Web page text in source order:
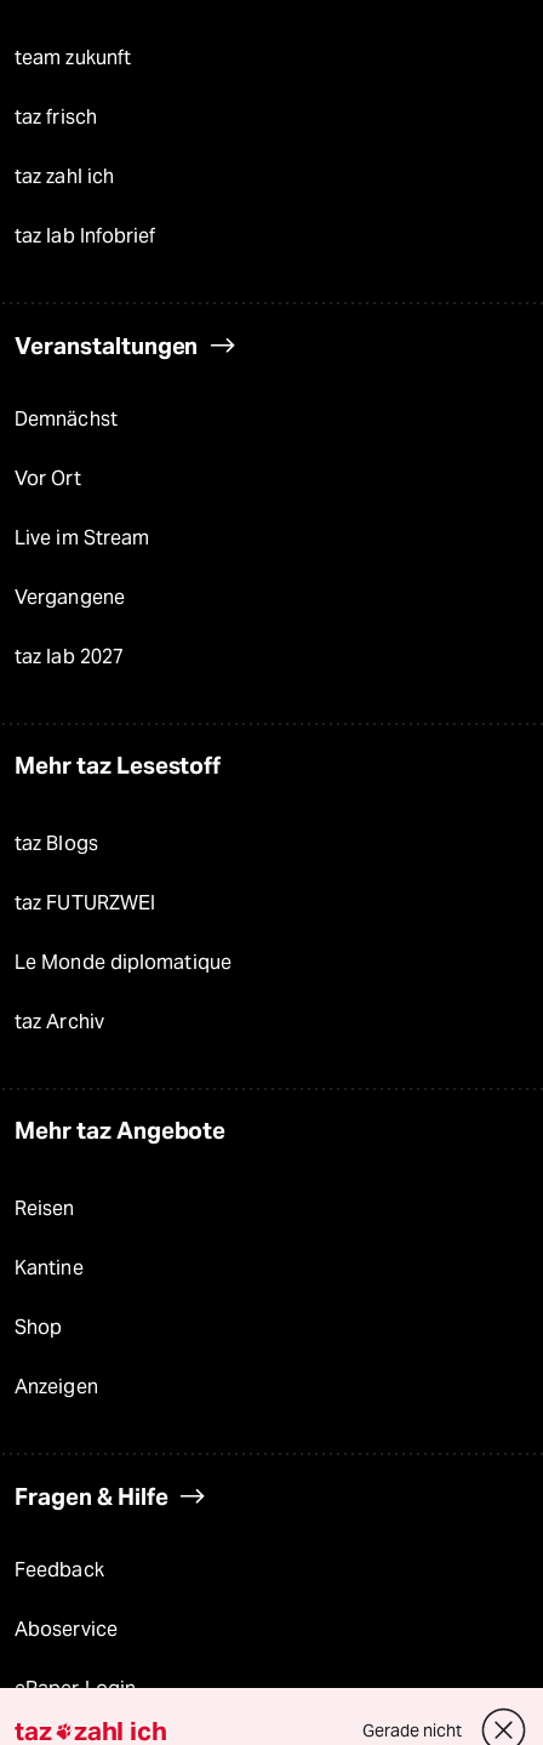
team zukunft
taz frisch
taz zahl ich
taz lab Infobrief
Veranstaltungen
Demnächst
Vor Ort
Live im Stream
Vergangene
taz lab 2027
Mehr taz Lesestoff
taz Blogs
taz FUTURZWEI
Le Monde diplomatique
taz Archiv
Mehr taz Angebote
Reisen
Kantine
Shop
Anzeigen
Fragen & Hilfe
Feedback
Aboservice
ePaper Login
taz zahl ich Gerade nicht